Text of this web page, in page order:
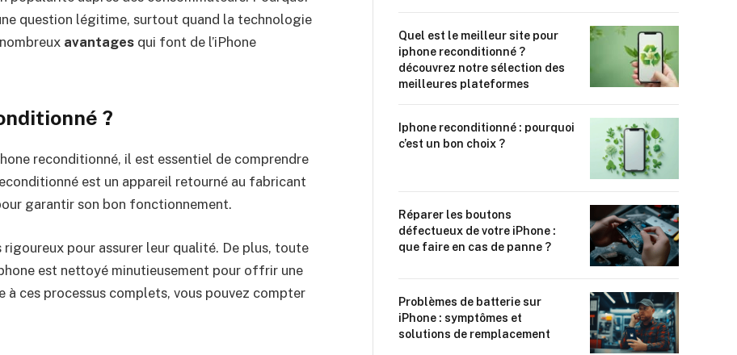
question légitime, surtout quand la technologie
avantages qui font de l’iPhone
?
reconditionné, il est essentiel de comprendre
est un appareil retourné au fabricant
garantir son bon fonctionnement.
pour assurer leur qualité. De plus, toute
est nettoyé minutieusement pour offrir une
ces processus complets, vous pouvez compter
Quel est le meilleur site pour
iphone reconditionné ?
découvrez notre sélection des
meilleures plateformes
Iphone reconditionné : pourquoi
c’est un bon choix ?
Réparer les boutons
défectueux de votre iPhone :
que faire en cas de panne ?
Problèmes de batterie sur
iPhone : symptômes et
solutions de remplacement